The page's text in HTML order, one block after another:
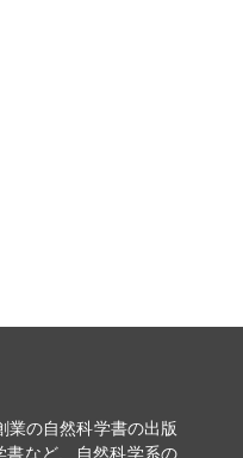
業の自然科学書の出版
書など、自然科学系の